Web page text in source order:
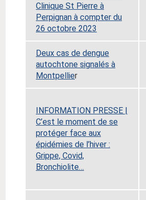
Clinique St Pierre à
Perpignan à compter du
26 octobre 2023
Deux cas de dengue
autochtone signalés à
Montpellier
INFORMATION PRESSE |
C’est le moment de se
protéger face aux
épidémies de l’hiver :
Grippe, Covid,
Bronchiolite…